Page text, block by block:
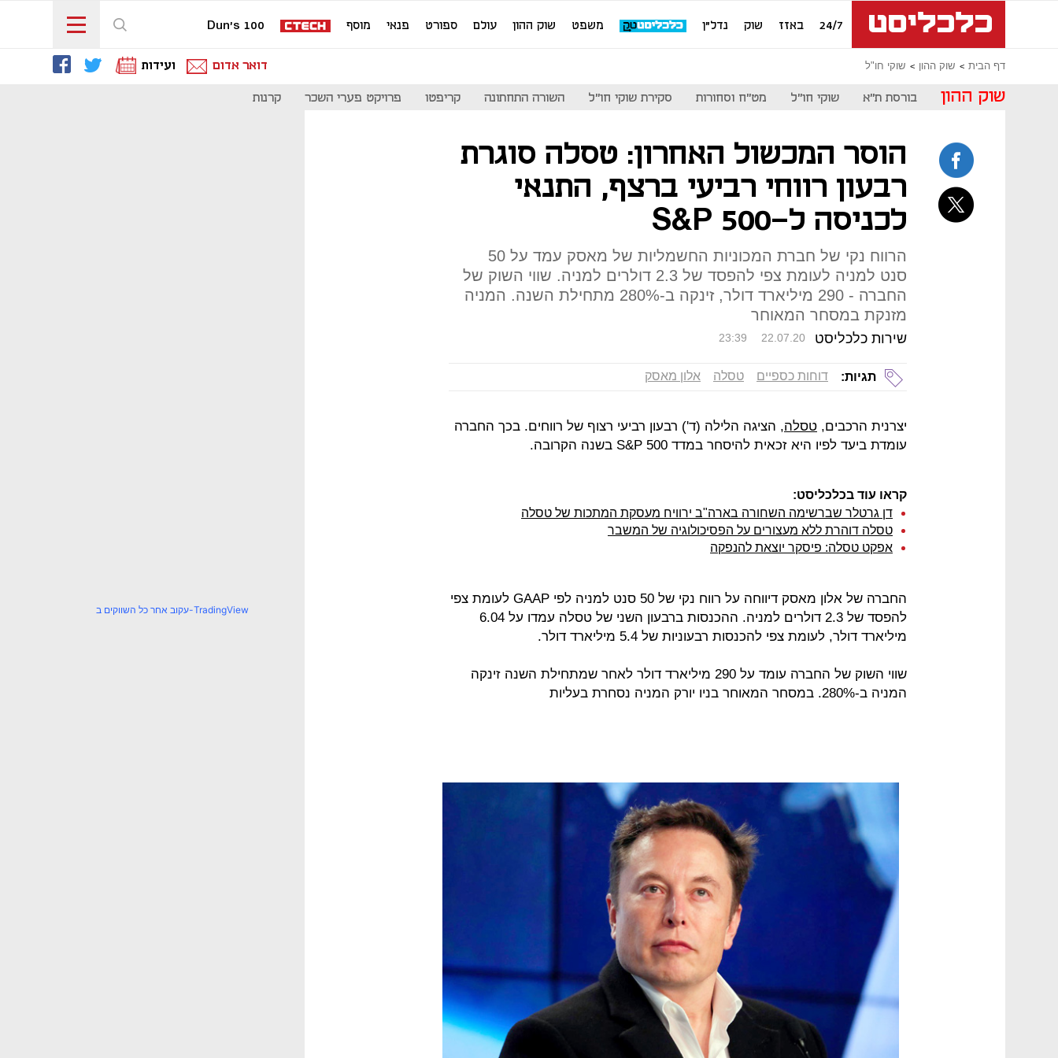
24/7 באזז שוק נדל"ן משפט שוק ההון עולם ספורט פנאי מוסף Dun's 100
דף הבית שוק ההון שוקי חו"ל דואר אדום ועידות
שוק ההון בורסת ת"א שוקי חו"ל מט"ח וסחורות סקירת שוקי חו"ל השורה התחתונה קריפטו פרויקט פערי השכר קרנות
הוסר המכשול האחרון: טסלה סוגרת
רבעון רווחי רביעי ברצף, התנאי
לכניסה ל-S&P 500
הרווח נקי של חברת המכוניות החשמליות של מאסק עמד על 50
סנט למניה לעומת צפי להפסד של 2.3 דולרים למניה. שווי השוק של
החברה - 290 מיליארד דולר, זינקה ב-280% מתחילת השנה. המניה
מזנקת במסחר המאוחר
שירות כלכליסט 23:39 22.07.20
תגיות: דוחות כספיים טסלה אלון מאסק
יצרנית הרכבים, טסלה, הציגה הלילה (ד') רבעון רביעי רצוף של רווחים. בכך החברה
עומדת ביעד לפיו היא זכאית להיסחר במדד S&P 500 בשנה הקרובה.
קראו עוד בכלכליסט:
דן גרטלר שברשימה השחורה בארה"ב ירוויח מעסקת המתכות של טסלה
טסלה דוהרת ללא מעצורים על הפסיכולוגיה של המשבר
אפקט טסלה: פיסקר יוצאת להנפקה
החברה של אלון מאסק דיווחה על רווח נקי של 50 סנט למניה לפי GAAP לעומת צפי
להפסד של 2.3 דולרים למניה. ההכנסות ברבעון השני של טסלה עמדו על 6.04
מיליארד דולר, לעומת צפי להכנסות רבעוניות של 5.4 מיליארד דולר.
שווי השוק של החברה עומד על 290 מיליארד דולר לאחר שמתחילת השנה זינקה
המניה ב-280%. במסחר המאוחר בניו יורק המניה נסחרת בעליות
עקוב אחר כל השווקים ב-TradingView